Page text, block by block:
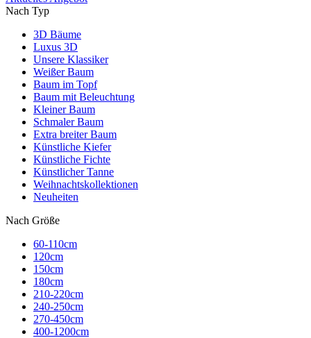
Nach Typ
3D Bäume
Luxus 3D
Unsere Klassiker
Weißer Baum
Baum im Topf
Baum mit Beleuchtung
Kleiner Baum
Schmaler Baum
Extra breiter Baum
Künstliche Kiefer
Künstliche Fichte
Künstlicher Tanne
Weihnachtskollektionen
Neuheiten
Nach Größe
60-110cm
120cm
150cm
180cm
210-220cm
240-250cm
270-450cm
400-1200cm